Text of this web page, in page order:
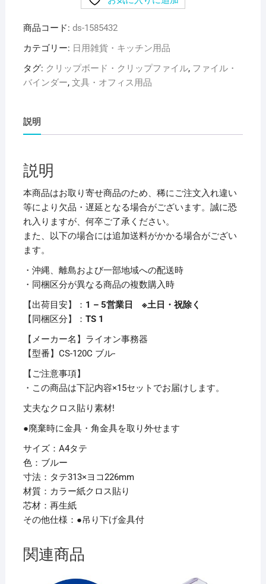
オ
ン
務
器
ラ
ル
用
箋
ロ
ス
貼
り
A4
タ
ブ
ル
ー
CS-
1
枚
【×15
セ
ッ
ト】
個
商品コード: ds-1585432
カテゴリー: 日用雑貨・キッチン用品
タグ: クリップボード・クリップファイル, ファイル・
バインダー, 文具・オフィス用品
説明
説明
本商品はお取り寄せ商品のため、稀にご注文入れ違い
等により欠品・遅延となる場合がございます。誠に恐
れ入りますが、何卒ご了承ください。
また、以下の場合には追加送料がかかる場合がござい
ます。
・沖縄、離島および一部地域への配送時
・同梱区分が異なる商品の複数購入時
【出荷目安】： 1 – 5営業日 ※土日・祝除く
【同梱区分】： TS 1
【メーカー名】ライオン事務器
【型番】CS-120C ブル-
【ご注意事項】
・この商品は下記内容×15セットでお届けします。
丈夫なクロス貼り素材!
●廃棄時に金具・角金具を取り外せます
サイズ：A4タテ
色：ブルー
寸法：タテ313×ヨコ226mm
材質：カラー紙クロス貼り
芯材：再生紙
その他仕様：●吊り下げ金具付
関連商品